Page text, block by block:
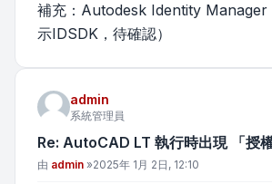
補充：Autodesk Identity Manager
示IDSDK，待確認）
admin
系統管理員
Re: AutoCAD LT 執行時出現 「授權
文章
由 admin »2025年 1月 2日, 12:10